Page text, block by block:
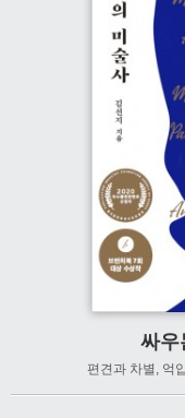
싸우
편견과 차별, 억